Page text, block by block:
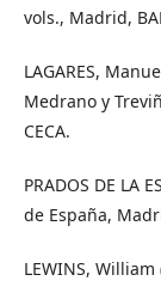
vols., Madrid,
LAGARES,
Medrano y
CECA.
PRADOS DE LA
de España,
LEWINS,